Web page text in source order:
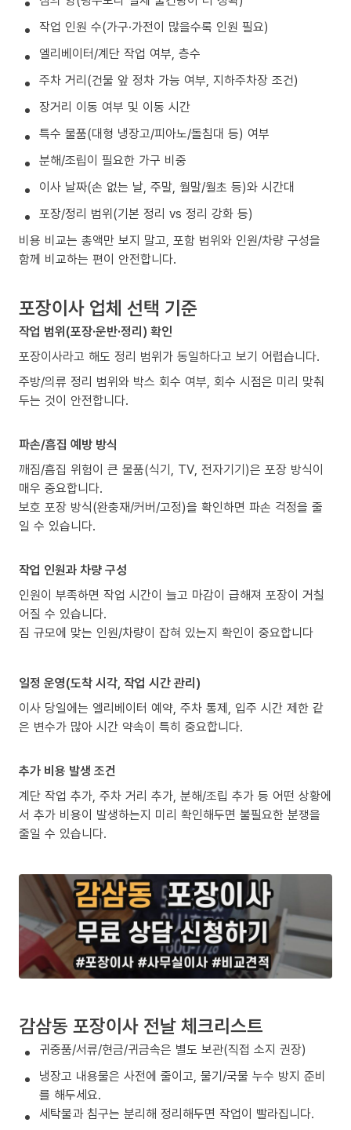
작업 인원 수(가구·가전이 많을수록 인원 필요)
엘리베이터/계단 작업 여부, 층수
주차 거리(건물 앞 정차 가능 여부, 지하주차장 조건)
장거리 이동 여부 및 이동 시간
특수 물품(대형 냉장고/피아노/돌침대 등) 여부
분해/조립이 필요한 가구 비중
이사 날짜(손 없는 날, 주말, 월말/월초 등)와 시간대
포장/정리 범위(기본 정리 vs 정리 강화 등)
비용 비교는 총액만 보지 말고, 포함 범위와 인원/차량 구성을
함께 비교하는 편이 안전합니다.
포장이사 업체 선택 기준
작업 범위(포장·운반·정리) 확인
포장이사라고 해도 정리 범위가 동일하다고 보기 어렵습니다.
주방/의류 정리 범위와 박스 회수 여부, 회수 시점은 미리 맞춰
두는 것이 안전합니다.
파손/흠집 예방 방식
깨짐/흠집 위험이 큰 물품(식기, TV, 전자기기)은 포장 방식이
매우 중요합니다.
보호 포장 방식(완충재/커버/고정)을 확인하면 파손 걱정을 줄
일 수 있습니다.
작업 인원과 차량 구성
인원이 부족하면 작업 시간이 늘고 마감이 급해져 포장이 거칠
어질 수 있습니다.
짐 규모에 맞는 인원/차량이 잡혀 있는지 확인이 중요합니다
일정 운영(도착 시각, 작업 시간 관리)
이사 당일에는 엘리베이터 예약, 주차 통제, 입주 시간 제한 같
은 변수가 많아 시간 약속이 특히 중요합니다.
추가 비용 발생 조건
계단 작업 추가, 주차 거리 추가, 분해/조립 추가 등 어떤 상황에
서 추가 비용이 발생하는지 미리 확인해두면 불필요한 분쟁을
줄일 수 있습니다.
감삼동 포장이사 전날 체크리스트
귀중품/서류/현금/귀금속은 별도 보관(직접 소지 권장)
냉장고 내용물은 사전에 줄이고, 물기/국물 누수 방지 준비
를 해두세요.
세탁물과 침구는 분리해 정리해두면 작업이 빨라집니다.